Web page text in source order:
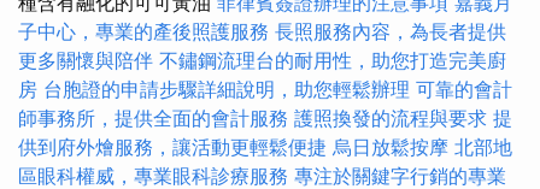
子中心，專業的產後照護服務 長照服務內容，為長者提供
更多關懷與陪伴 不鏽鋼流理台的耐用性，助您打造完美廚
房 台胞證的申請步驟詳細說明，助您輕鬆辦理 可靠的會計
師事務所，提供全面的會計服務 護照換發的流程與要求 提
供到府外燴服務，讓活動更輕鬆便捷 烏日放鬆按摩 北部地
區眼科權威，專業眼科診療服務 專注於關鍵字行銷的專業